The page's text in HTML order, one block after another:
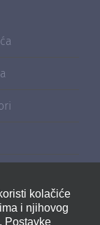
kolačiće
i njihovog
Postavke